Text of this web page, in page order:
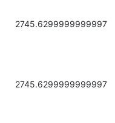
2745.6299999999997
2745.6299999999997